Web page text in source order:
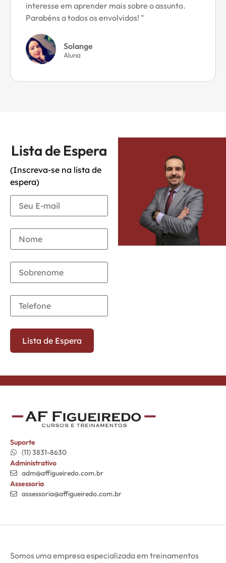
interesse em aprender mais sobre o assunto.
Parabéns a todos os envolvidos! "
Solange
Aluna
Lista de Espera
(Inscreva-se na lista de
espera)
Suporte
(11) 3831-8630
Administrativo
adm@affigueiredo.com.br
Assessoria
assessoria@affigueiredo.com.br
Somos uma empresa especializada em treinamentos